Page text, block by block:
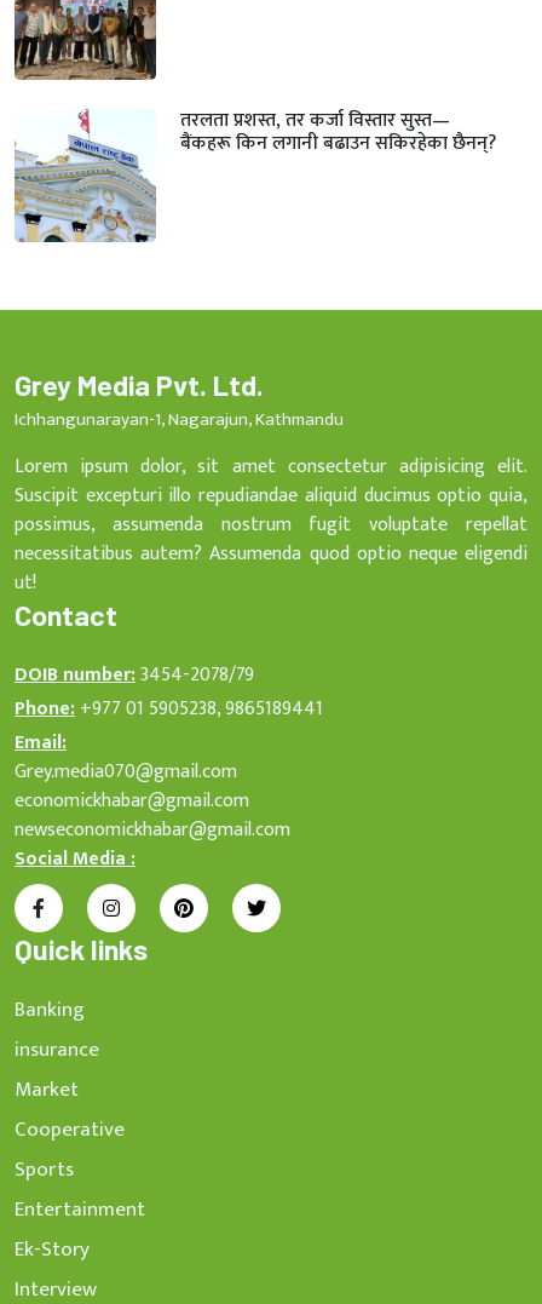
तरलता प्रशस्त, तर कर्जा विस्तार सुस्त—
बैंकहरू किन लगानी बढाउन सकिरहेका छैनन्?
Grey Media Pvt. Ltd.
Ichhangunarayan-1, Nagarajun, Kathmandu
Lorem ipsum dolor, sit amet consectetur adipisicing elit.
Suscipit excepturi illo repudiandae aliquid ducimus optio quia,
possimus, assumenda nostrum fugit voluptate repellat
necessitatibus autem? Assumenda quod optio neque eligendi
ut!
Contact
DOIB number:3454-2078/79
Phone:+977 01 5905238, 9865189441
Email:
Grey.media070@gmail.com
economickhabar@gmail.com
newseconomickhabar@gmail.com
Social Media :
Quick links
Banking
insurance
Market
Cooperative
Sports
Entertainment
Ek-Story
Interview